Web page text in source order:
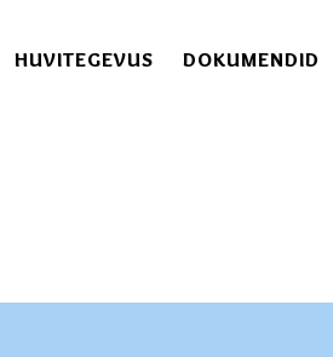
HUVITEGEVUS DOKUMENDID